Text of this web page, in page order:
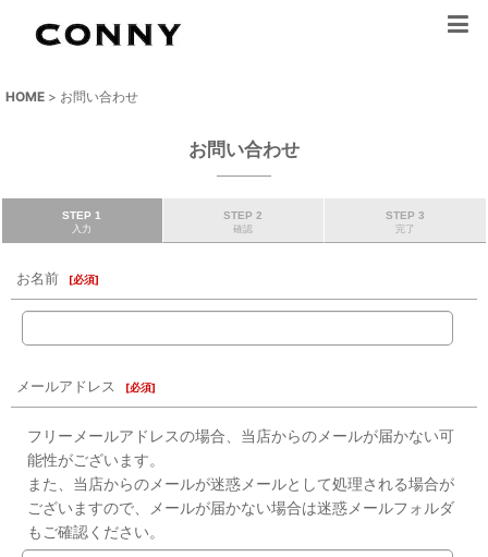
HOME > お問い合わせ
お問い合わせ
STEP 1
入力
STEP 2
確認
STEP 3
完了
お名前 [必須]
メールアドレス [必須]
フリーメールアドレスの場合、当店からのメールが届かない可
能性がございます。
また、当店からのメールが迷惑メールとして処理される場合が
ございますので、メールが届かない場合は迷惑メールフォルダ
もご確認ください。